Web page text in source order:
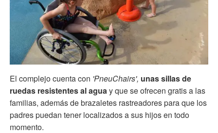
El complejo cuenta con 'PneuChairs', unas sillas de
ruedas resistentes al aguay que se ofrecen gratis a las
familias, además de brazaletes rastreadores para que los
padres puedan tener localizados a sus hijos en todo
momento.